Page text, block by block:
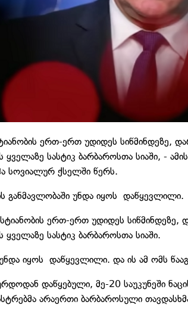
ერთ-ერთ უდიდეს სიწმინდეზე,
სასტიკ ბარბაროსთა სიაში, -
სოვიალურ ქსელში წერს.
განმავლობაში უნდა იყოს დაწყევლილი.
ერთ-ერთ უდიდეს სიწმინდეზე,
სასტიკ ბარბაროსთა სიაში.
უნდა იყოს დაწყევლილი. და ის ამ ომს
დაწყებული, მე-20 საუკუნეში
არაერთი ბარბაროსული